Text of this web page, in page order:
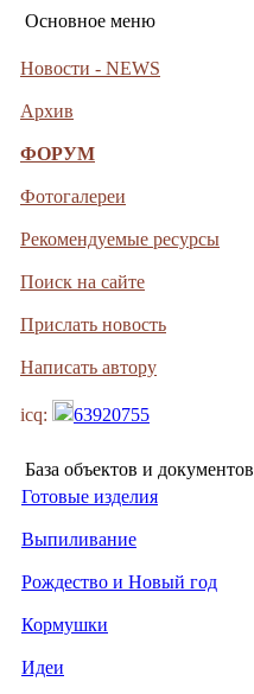
Основное меню
Новости - NEWS
Архив
ФОРУМ
Фотогалереи
Рекомендуемые ресурсы
Поиск на сайте
Прислать новость
Написать автору
icq: 63920755
База объектов и документов
Готовые изделия
Выпиливание
Рождество и Новый год
Кормушки
Идеи